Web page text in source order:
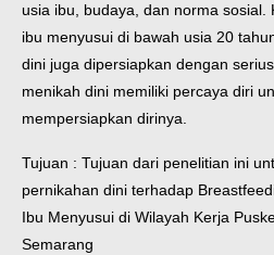
usia ibu, budaya, dan norma
ibu menyusui di bawah usia 20
dini juga dipersiapkan dengan
menikah dini memiliki percaya diri
mempersiapkan dirinya.
Tujuan : Tujuan dari penelitian ini
pernikahan dini terhadap
Ibu Menyusui di Wilayah Kerja
Semarang